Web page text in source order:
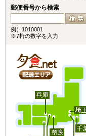
郵便番号から検索
例）1010001
※7桁の数字を入力